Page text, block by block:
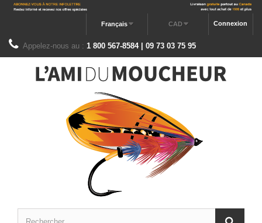
Connexion
CAD
Français
Appelez-nous au : 1 800 567-8584 | 09 73 03 75 95